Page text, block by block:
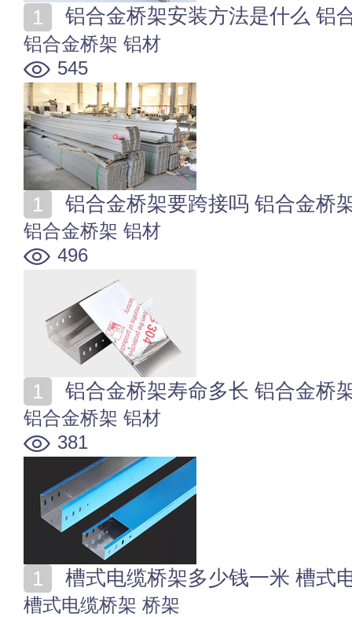
铝合金桥架安装方法是什么 铝
铝合金桥架 铝材
545
铝合金桥架要跨接吗 铝合金桥
铝合金桥架 铝材
496
铝合金桥架寿命多长 铝合金桥
铝合金桥架 铝材
381
槽式电缆桥架多少钱一米 槽式
槽式电缆桥架 桥架